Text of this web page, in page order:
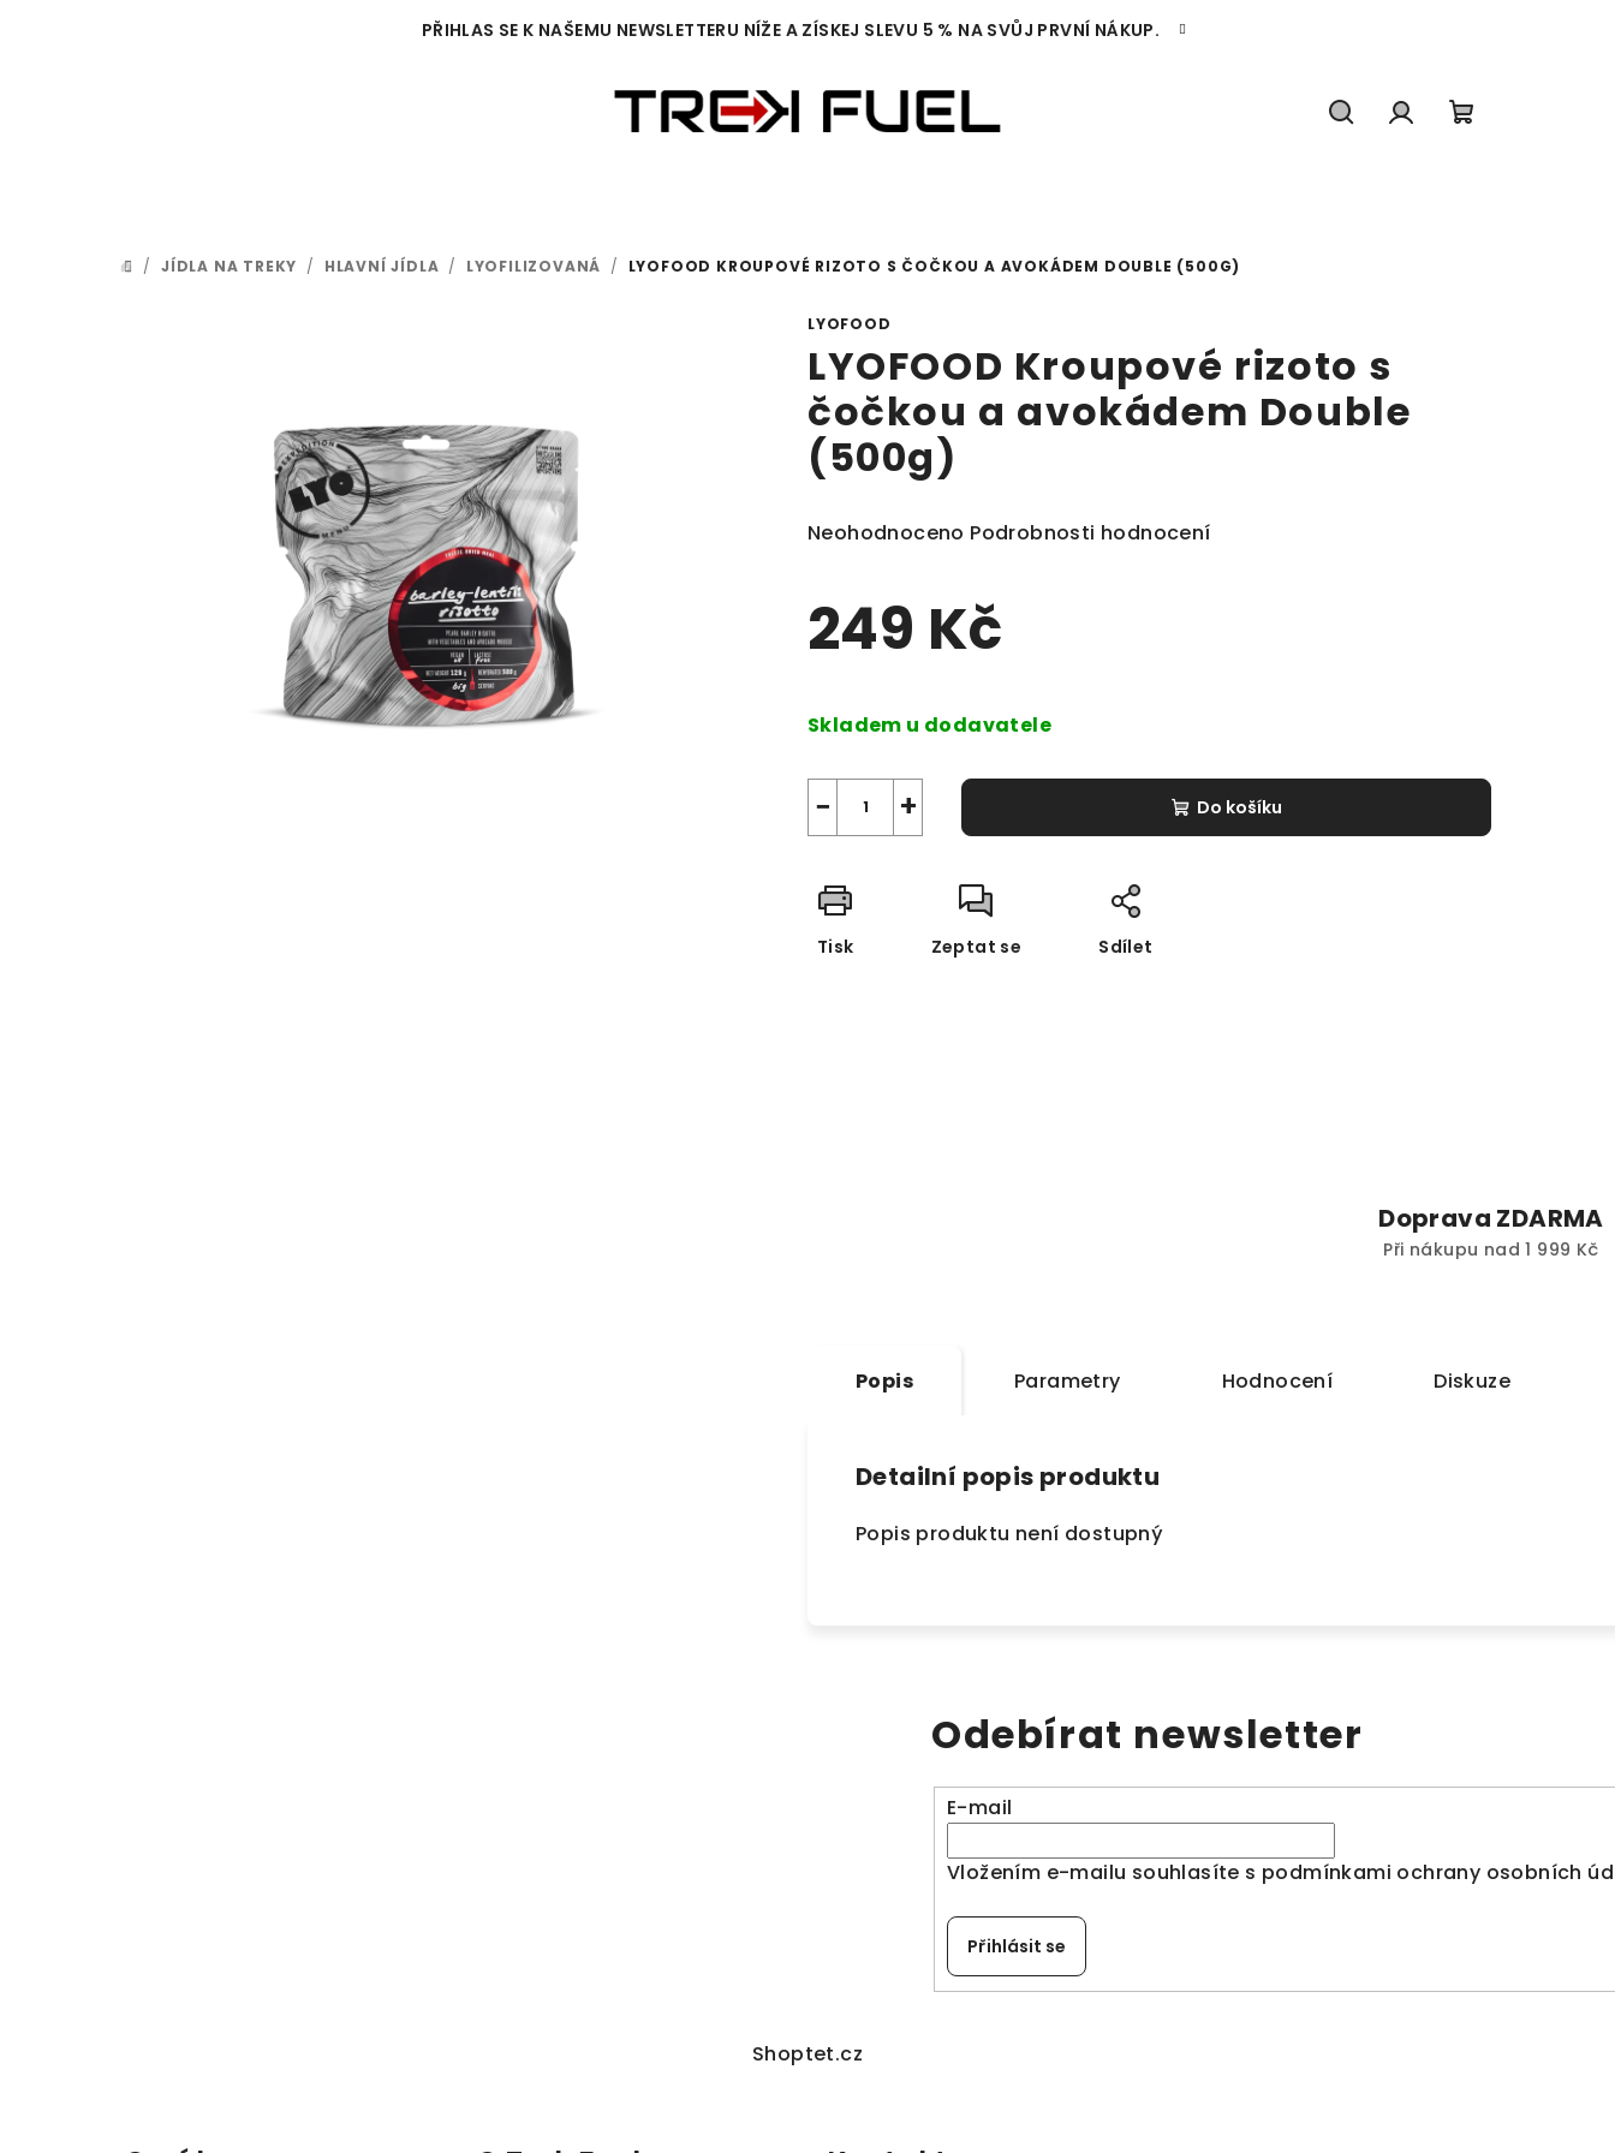
PŘIHLAS SE K NAŠEMU NEWSLETTERU NÍŽE A ZÍSKEJ SLEVU 5 % NA SVŮJ PRVNÍ NÁKUP.
DOMŮ
/ JÍDLA NA TREKY / HLAVNÍ JÍDLA / LYOFILIZOVANÁ / LYOFOOD KROUPOVÉ RIZOTO S ČOČKOU A AVOKÁDEM DOUBLE (500G)
LYOFOOD
LYOFOOD Kroupové rizoto s
čočkou a avokádem Double
(500g)
Průměrné
je
0,0
hvězdiček.
Neohodnoceno Podrobnosti hodnocení
249 Kč
cena:
Skladem u dodavatele
+
− Do košíku
Tisk Zeptat se Sdílet
Doprava ZDARMA
Při nákupu nad 1 999 Kč
Popis Parametry Hodnocení Diskuze
Detailní popis produktu
Popis produktu není dostupný
Odebírat newsletter
E-mail
Vložením e-mailu souhlasíte s podmínkami ochrany osobních
Přihlásit se
Shoptet.cz